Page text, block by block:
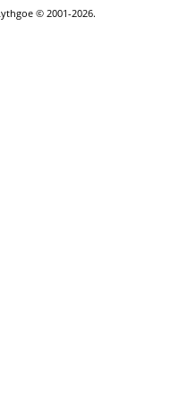
© 2001-2026.